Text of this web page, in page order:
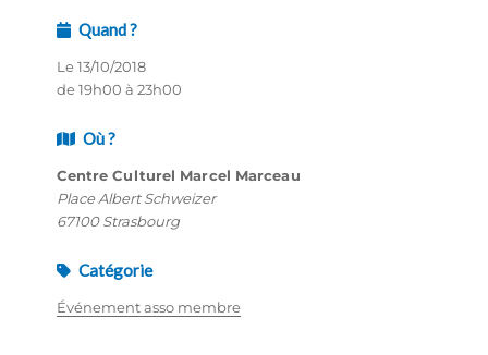
Quand ?
Le 13/10/2018
de 19h00 à 23h00
Où ?
Centre Culturel Marcel Marceau
Place Albert Schweizer
67100 Strasbourg
Catégorie
Événement asso membre